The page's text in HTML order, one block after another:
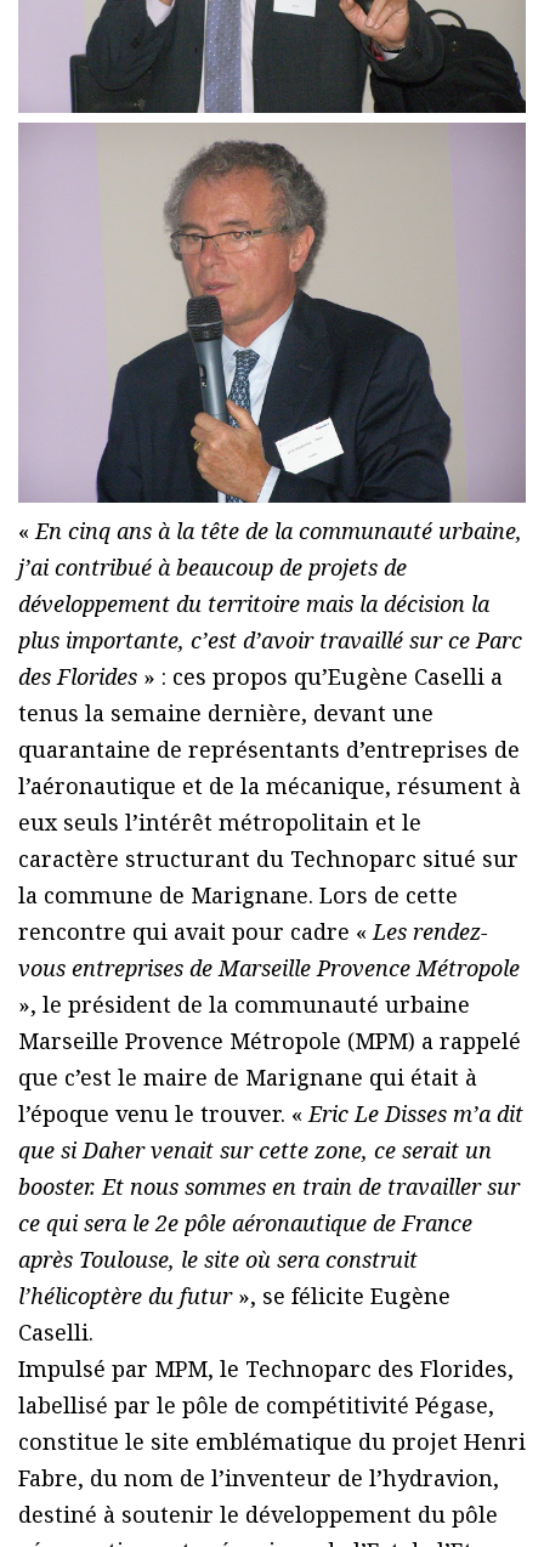
«En cinq ans à la tête de la communauté urbaine,
j’ai contribué à beaucoup de projets de
développement du territoire mais la décision la
plus importante, c’est d’avoir travaillé sur ce Parc
des Florides » : ces propos qu’Eugène Caselli a
tenus la semaine dernière, devant une
quarantaine de représentants d’entreprises de
l’aéronautique et de la mécanique, résument à
eux seuls l’intérêt métropolitain et le
caractère structurant du Technoparc situé sur
la commune de Marignane. Lors de cette
rencontre qui avait pour cadre «Les rendez-
vous entreprises de Marseille Provence Métropole
», le président de la communauté urbaine
Marseille Provence Métropole (MPM) a rappelé
que c’est le maire de Marignane qui était à
l’époque venu le trouver. «Eric Le Disses m’a dit
que si Daher venait sur cette zone, ce serait un
booster. Et nous sommes en train de travailler sur
ce qui sera le 2e pôle aéronautique de France
après Toulouse, le site où sera construit
l’hélicoptère du futur», se félicite Eugène
Caselli.
Impulsé par MPM, le Technoparc des Florides,
labellisé par le pôle de compétitivité Pégase,
constitue le site emblématique du projet Henri
Fabre, du nom de l’inventeur de l’hydravion,
destiné à soutenir le développement du pôle